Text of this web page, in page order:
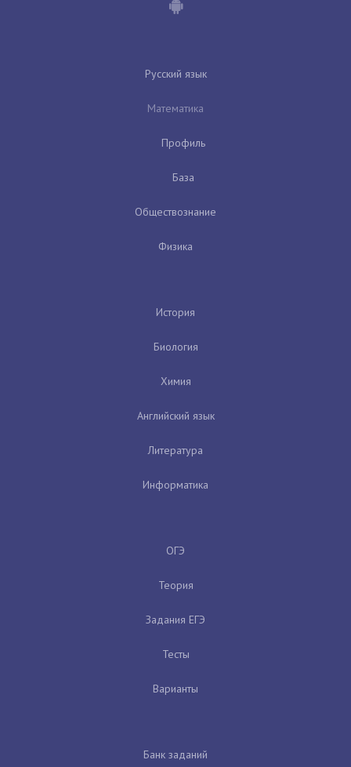
Русский язык
Математика
Профиль
База
Обществознание
Физика
История
Биология
Химия
Английский язык
Литература
Информатика
ОГЭ
Теория
Задания ЕГЭ
Тесты
Варианты
Банк заданий